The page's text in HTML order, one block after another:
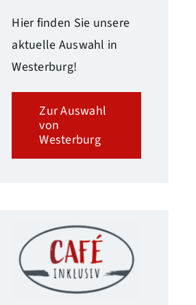
Hier finden Sie unsere
aktuelle Auswahl in
Westerburg!
Zur Auswahl
von
Westerburg